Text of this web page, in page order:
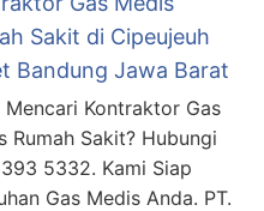
Sakit di Cipeujeuh
Bandung Jawa Barat
Mencari Kontraktor Gas
Rumah Sakit? Hubungi
5332. Kami Siap
Gas Medis Anda. PT.